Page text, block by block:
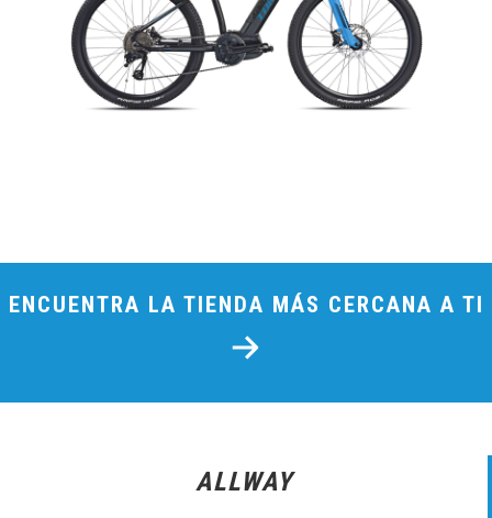
ENCUENTRA LA TIENDA MÁS CERCANA A TI
ALLWAY